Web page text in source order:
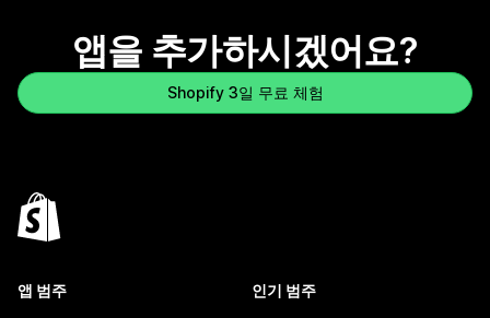
앱을 추가하시겠어요?
Shopify 3일 무료 체험
앱 범주 인기 범주